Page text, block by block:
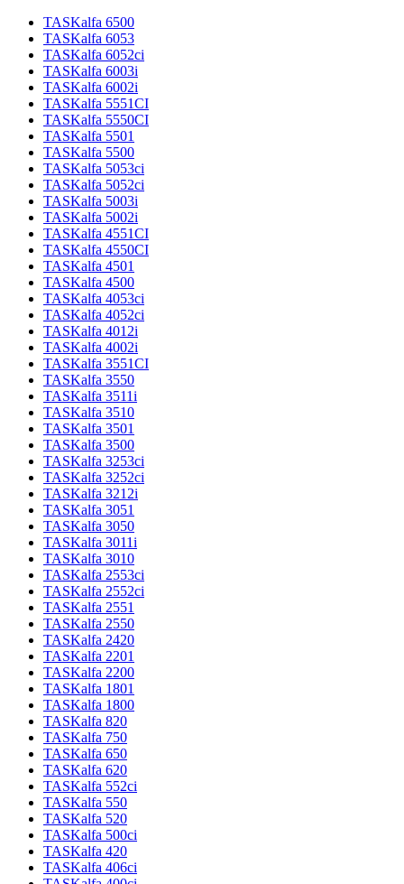
TASKalfa 6500
TASKalfa 6053
TASKalfa 6052ci
TASKalfa 6003i
TASKalfa 6002i
TASKalfa 5551CI
TASKalfa 5550CI
TASKalfa 5501
TASKalfa 5500
TASKalfa 5053ci
TASKalfa 5052ci
TASKalfa 5003i
TASKalfa 5002i
TASKalfa 4551CI
TASKalfa 4550CI
TASKalfa 4501
TASKalfa 4500
TASKalfa 4053ci
TASKalfa 4052ci
TASKalfa 4012i
TASKalfa 4002i
TASKalfa 3551CI
TASKalfa 3550
TASKalfa 3511i
TASKalfa 3510
TASKalfa 3501
TASKalfa 3500
TASKalfa 3253ci
TASKalfa 3252ci
TASKalfa 3212i
TASKalfa 3051
TASKalfa 3050
TASKalfa 3011i
TASKalfa 3010
TASKalfa 2553ci
TASKalfa 2552ci
TASKalfa 2551
TASKalfa 2550
TASKalfa 2420
TASKalfa 2201
TASKalfa 2200
TASKalfa 1801
TASKalfa 1800
TASKalfa 820
TASKalfa 750
TASKalfa 650
TASKalfa 620
TASKalfa 552ci
TASKalfa 550
TASKalfa 520
TASKalfa 500ci
TASKalfa 420
TASKalfa 406ci